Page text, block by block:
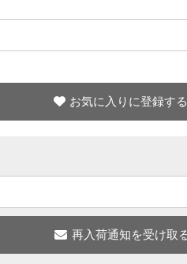
お気に入りに登録する